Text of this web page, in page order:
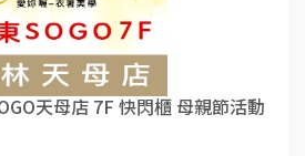
天母店 7F 快閃櫃 母親節活動